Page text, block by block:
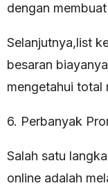
dengan
Selanjutnya,list
besaran
mengetahui total
6. Perbanyak
Salah satu
online adalah